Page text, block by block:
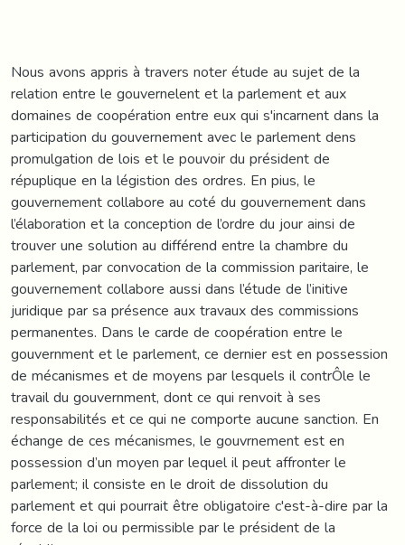
Nous avons appris à travers noter étude au sujet de la
relation entre le gouvernelent et la parlement et aux
domaines de coopération entre eux qui s'incarnent dans la
participation du gouvernement avec le parlement dens
promulgation de lois et le pouvoir du président de
répuplique en la légistion des ordres. En pius, le
gouvernement collabore au coté du gouvernement dans
l’élaboration et la conception de l’ordre du jour ainsi de
trouver une solution au différend entre la chambre du
parlement, par convocation de la commission paritaire, le
gouvernement collabore aussi dans l’étude de l’initive
juridique par sa présence aux travaux des commissions
permanentes. Dans le carde de coopération entre le
gouvernment et le parlement, ce dernier est en possession
de mécanismes et de moyens par lesquels il contrÔle le
travail du gouvernment, dont ce qui renvoit à ses
responsabilités et ce qui ne comporte aucune sanction. En
échange de ces mécanismes, le gouvrnement est en
possession d’un moyen par lequel il peut affronter le
parlement; il consiste en le droit de dissolution du
parlement et qui pourrait être obligatoire c'est-à-dire par la
force de la loi ou permissible par le président de la